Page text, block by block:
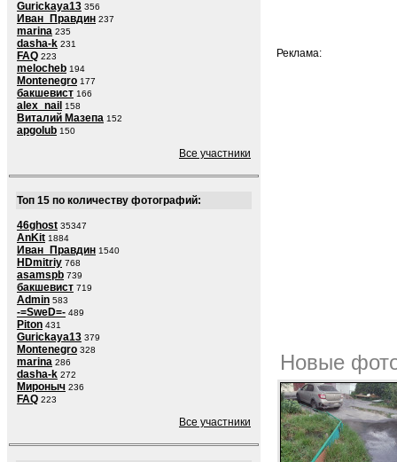
Gurickaya13 356
Иван_Правдин 237
marina 235
dasha-k 231
FAQ 223
melocheb 194
Montenegro 177
бакшевист 166
alex_nail 158
Виталий Мазепа 152
apgolub 150
Все участники
Топ 15 по количеству фотографий:
46ghost 35347
AnKit 1884
Иван_Правдин 1540
HDmitriy 768
asamspb 739
бакшевист 719
Admin 583
-=SweD=- 489
Piton 431
Gurickaya13 379
Montenegro 328
marina 286
dasha-k 272
Мироныч 236
FAQ 223
Все участники
Реклама:
Новые